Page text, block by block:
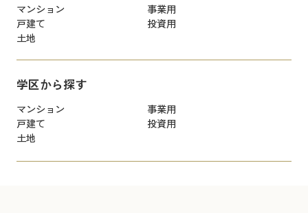
マンション
事業用
戸建て
投資用
土地
学区から探す
マンション
事業用
戸建て
投資用
土地